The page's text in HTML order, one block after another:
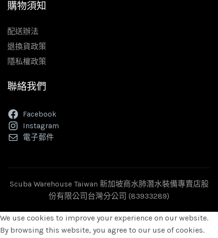
購物須知
配送辦法
退換貨政策
隱私權政策
聯絡我們
Facebook
Instagram
電子郵件
Scuba Warehouse Taiwan 新加坡商水肺潛水裝備專賣店股
份有限公司台灣分公司 (83933289)
We use cookies to improve your experience on our website.
By browsing this website, you agree to our use of cookies.